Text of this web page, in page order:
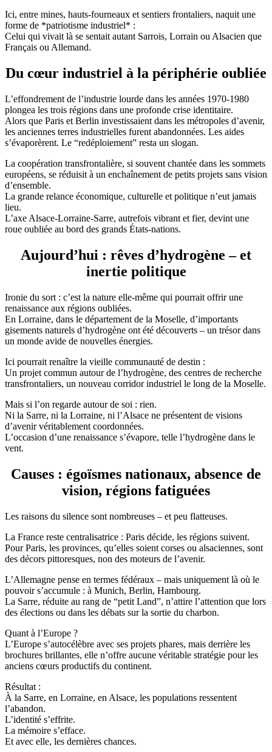
Ici, entre mines, hauts-fourneaux et sentiers frontaliers, naquit une
forme de *patriotisme industriel* :
Celui qui vivait là se sentait autant Sarrois, Lorrain ou Alsacien que
Français ou Allemand.
Du cœur industriel à la périphérie oubliée
L’effondrement de l’industrie lourde dans les années 1970-1980
plongea les trois régions dans une profonde crise identitaire.
Alors que Paris et Berlin investissaient dans les métropoles d’avenir,
les anciennes terres industrielles furent abandonnées. Les aides
s’évaporèrent. Le “redéploiement” resta un slogan.
La coopération transfrontalière, si souvent chantée dans les sommets
européens, se réduisit à un enchaînement de petits projets sans vision
d’ensemble.
La grande relance économique, culturelle et politique n’eut jamais
lieu.
L’axe Alsace-Lorraine-Sarre, autrefois vibrant et fier, devint une
roue oubliée au bord des grands États-nations.
Aujourd’hui : rêves d’hydrogène – et
inertie politique
Ironie du sort : c’est la nature elle-même qui pourrait offrir une
renaissance aux régions oubliées.
En Lorraine, dans le département de la Moselle, d’importants
gisements naturels d’hydrogène ont été découverts – un trésor dans
un monde avide de nouvelles énergies.
Ici pourrait renaître la vieille communauté de destin :
Un projet commun autour de l’hydrogène, des centres de recherche
transfrontaliers, un nouveau corridor industriel le long de la Moselle.
Mais si l’on regarde autour de soi : rien.
Ni la Sarre, ni la Lorraine, ni l’Alsace ne présentent de visions
d’avenir véritablement coordonnées.
L’occasion d’une renaissance s’évapore, telle l’hydrogène dans le
vent.
Causes : égoïsmes nationaux, absence de
vision, régions fatiguées
Les raisons du silence sont nombreuses – et peu flatteuses.
La France reste centralisatrice : Paris décide, les régions suivent.
Pour Paris, les provinces, qu’elles soient corses ou alsaciennes, sont
des décors pittoresques, non des moteurs de l’avenir.
L’Allemagne pense en termes fédéraux – mais uniquement là où le
pouvoir s’accumule : à Munich, Berlin, Hambourg.
La Sarre, réduite au rang de “petit Land”, n’attire l’attention que lors
des élections ou dans les débats sur la sortie du charbon.
Quant à l’Europe ?
L’Europe s’autocélèbre avec ses projets phares, mais derrière les
brochures brillantes, elle n’offre aucune véritable stratégie pour les
anciens cœurs productifs du continent.
Résultat :
À la Sarre, en Lorraine, en Alsace, les populations ressentent
l’abandon.
L’identité s’effrite.
La mémoire s’efface.
Et avec elle, les dernières chances.